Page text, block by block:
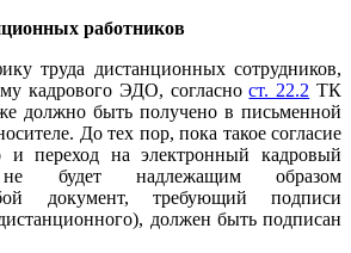
работников
труда дистанционных сотрудников,
кадрового ЭДО, согласност. 22.2 ТК
должно быть получено в письменной
До тех пор, пока такое согласие
и переход на электронный кадровый
не будет надлежащим образом
документ, требующий подписи
должен быть подписан